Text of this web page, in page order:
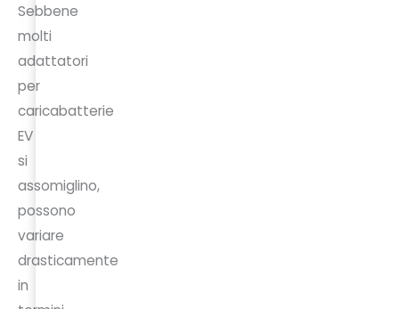
Sebbene
molti
adattatori
per
caricabatterie
EV
si
assomiglino,
possono
variare
drasticamente
in